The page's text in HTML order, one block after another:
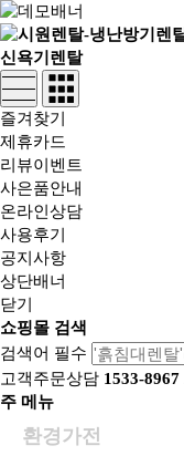
즐겨찾기
제휴카드
리뷰이벤트
사은품안내
온라인상담
사용후기
공지사항
상단배너
닫기
쇼핑몰 검색
검색어 필수
고객주문상담 1533-8967
주 메뉴
환경가전